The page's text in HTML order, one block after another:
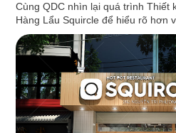
DỰ
ÁN
Một số dự án nhà hàng do QDC
kế và thi
Cùng QDC nhìn lại quá trình Thiết
Hàng Lẩu Squircle để hiểu rõ hơn